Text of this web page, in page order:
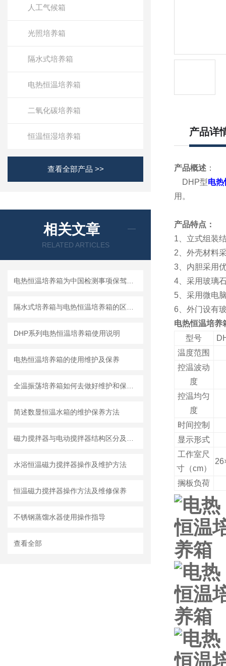
人工气候箱
光照培养箱
隔水式培养箱
电热恒温培养箱
二氧化碳培养箱
恒温恒湿培养箱
查看全部产品 >>
相关文章
RELATED ARTICLES
DHP系列电热恒温培养箱使用说明
电热恒温培养箱的使用维护及保养
简述数显恒温水箱的维护保养方法
水浴恒温磁力搅拌器操作及维护方法
恒温磁力搅拌器操作方法及维修保养
不锈钢蒸馏水器使用操作指导
查看全部
产品详
产品概述：
DHP型电热
用。
产品特点：
1、立式组装
2、外壳材料
3、内胆采用
4、采用玻璃
5、采用微电
6、外门设有
电热恒温培养
型号
温度范围
控温波动
度
控温均匀
度
时间控制
显示形式
工作室尺
寸（cm）
搁板负荷